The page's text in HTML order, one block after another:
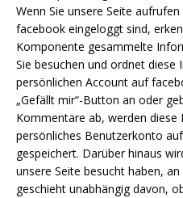
Wenn Sie unsere Seite
facebook eingeloggt sind,
Komponente gesammelte
Sie besuchen und ordnet
persönlichen Account auf
„Gefällt mir“-Button an oder
Kommentare ab, werden
persönliches Benutzerkonto
gespeichert. Darüber hinaus
unsere Seite besucht haben,
geschieht unabhängig davon,